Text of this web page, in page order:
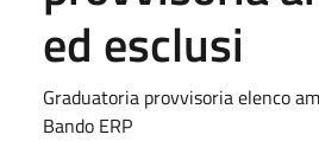
ed esclusi
Graduatoria provvisoria elenco
Bando ERP